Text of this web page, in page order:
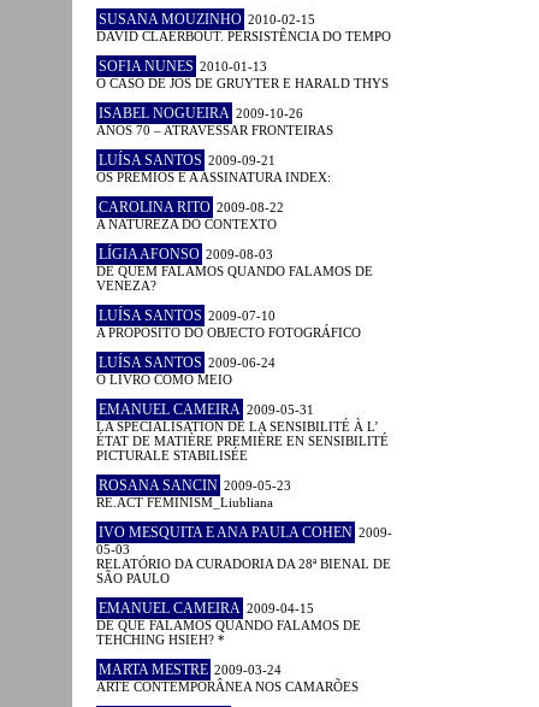
SUSANA MOUZINHO 2010-02-15
DAVID CLAERBOUT. PERSISTÊNCIA DO TEMPO
SOFIA NUNES 2010-01-13
O CASO DE JOS DE GRUYTER E HARALD THYS
ISABEL NOGUEIRA 2009-10-26
ANOS 70 – ATRAVESSAR FRONTEIRAS
LUÍSA SANTOS 2009-09-21
OS PRÉMIOS E A ASSINATURA INDEX:
CAROLINA RITO 2009-08-22
A NATUREZA DO CONTEXTO
LÍGIA AFONSO 2009-08-03
DE QUEM FALAMOS QUANDO FALAMOS DE
VENEZA?
LUÍSA SANTOS 2009-07-10
A PROPÓSITO DO OBJECTO FOTOGRÁFICO
LUÍSA SANTOS 2009-06-24
O LIVRO COMO MEIO
EMANUEL CAMEIRA 2009-05-31
LA SPÉCIALISATION DE LA SENSIBILITÉ À L’
ÉTAT DE MATIÈRE PREMIÈRE EN SENSIBILITÉ
PICTURALE STABILISÉE
ROSANA SANCIN 2009-05-23
RE.ACT FEMINISM_Liubliana
IVO MESQUITA E ANA PAULA COHEN 2009-
05-03
RELATÓRIO DA CURADORIA DA 28ª BIENAL DE
SÃO PAULO
EMANUEL CAMEIRA 2009-04-15
DE QUE FALAMOS QUANDO FALAMOS DE
TEHCHING HSIEH? *
MARTA MESTRE 2009-03-24
ARTE CONTEMPORÂNEA NOS CAMARÕES